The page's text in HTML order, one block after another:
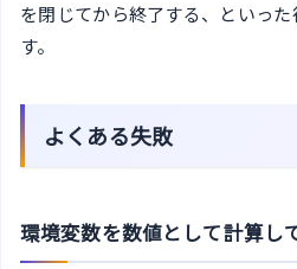
を閉じてから終了する、といっ
す。
よくある失敗
環境変数を数値として計算し